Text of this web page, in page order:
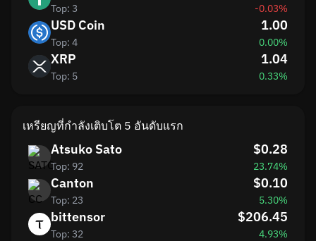
Top: 3 -0.03%
USD Coin
Top: 4
1.00
0.00%
XRP
Top: 5
1.04
0.33%
เหรียญที่กำลังเติบโต 5 อันดับแรก
Atsuko Sato
Top: 92
$0.28
23.74%
Canton
Top: 23
$0.10
5.30%
bittensor
Top: 32
$206.45
4.93%